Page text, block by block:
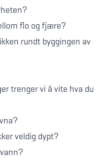
flo og fjære?
rundt byggingen av
trenger vi å vite hva du
veldig dypt?